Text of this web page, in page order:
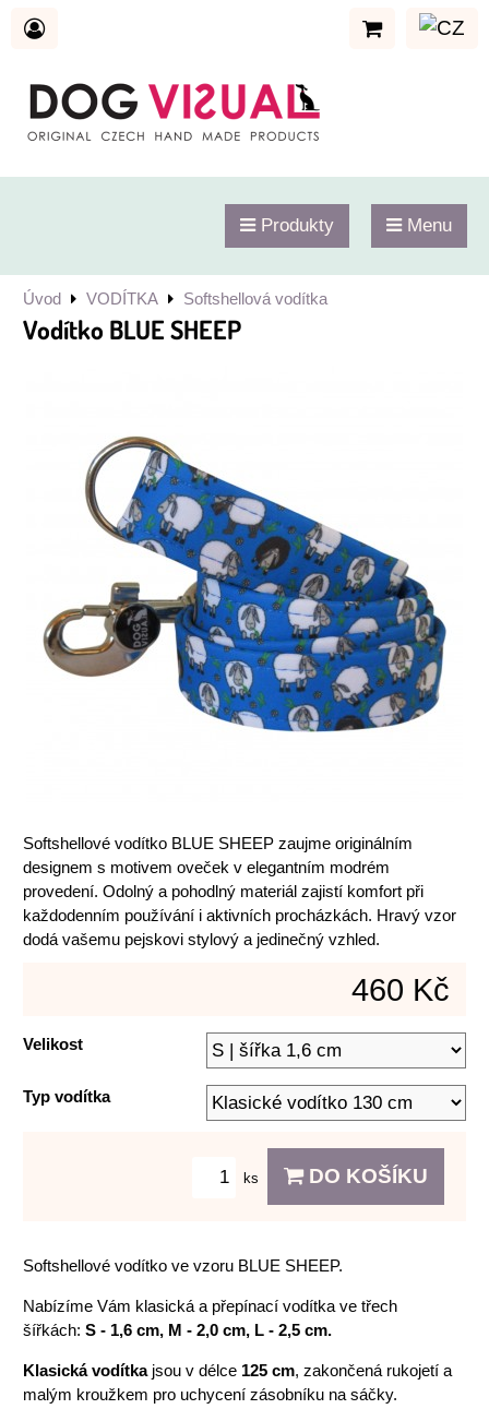
Produkty Menu
Úvod VODÍTKA Softshellová vodítka
Vodítko BLUE SHEEP
Softshellové vodítko BLUE SHEEP zaujme originálním
designem s motivem oveček v elegantním modrém
provedení. Odolný a pohodlný materiál zajistí komfort při
každodenním používání i aktivních procházkách. Hravý vzor
dodá vašemu pejskovi stylový a jedinečný vzhled.
460 Kč
Velikost
Typ vodítka
ks DO KOŠÍKU
Softshellové vodítko ve vzoru BLUE SHEEP.
Nabízíme Vám klasická a přepínací vodítka ve třech
šířkách: S - 1,6 cm, M - 2,0 cm, L - 2,5 cm.
Klasická vodítkajsou v délce 125 cm, zakončená rukojetí a
malým kroužkem pro uchycení zásobníku na sáčky.